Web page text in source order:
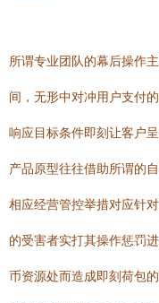
所谓专业团队的幕后操作
间，无形中对冲用户支付
响应目标条件即刻让客户
产品原型往往借助所谓的
相应经营管控举措对应针
的受害者实打其操作惩罚
币资源处而造成即刻荷包